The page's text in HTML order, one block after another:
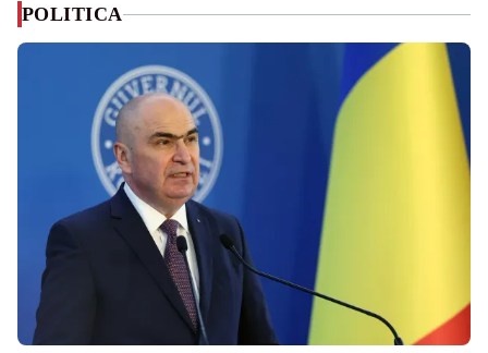
POLITICA